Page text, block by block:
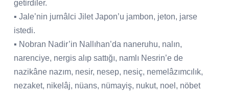
getirdiler.
▪ Jale’nin jurnâlci Jilet Japon’u jambon, jeton, jarse
istedi.
▪ Nobran Nadir’in Nallıhan’da naneruhu, nalın,
narenciye, nergis alıp sattığı, namlı Nesrin’e de
nazikâne nazım, nesir, nesep, nesiç, nemelâzımcılık,
nezaket, nikelâj, nüans, nümayiş, nukut, noel, nöbet